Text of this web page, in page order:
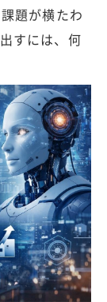
題が横たわ
すには、何